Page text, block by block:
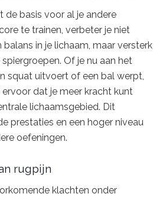
de basis voor al je andere
te trainen, verbeter je niet
in je lichaam, maar versterk
Of je nu aan het
squat uitvoert of een bal werpt,
dat je meer kracht kunt
lichaamsgebied. Dit
prestaties en een hoger niveau
oefeningen.
rugpijn
klachten onder